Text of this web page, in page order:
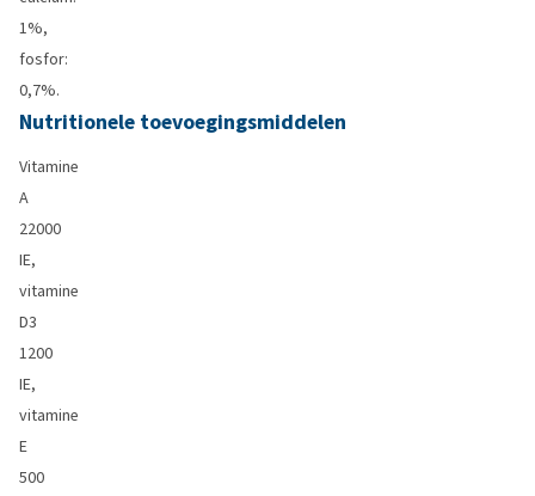
1%,
fosfor:
0,7%.
Nutritionele toevoegingsmiddelen
Vitamine
A
22000
IE,
vitamine
D3
1200
IE,
vitamine
E
500